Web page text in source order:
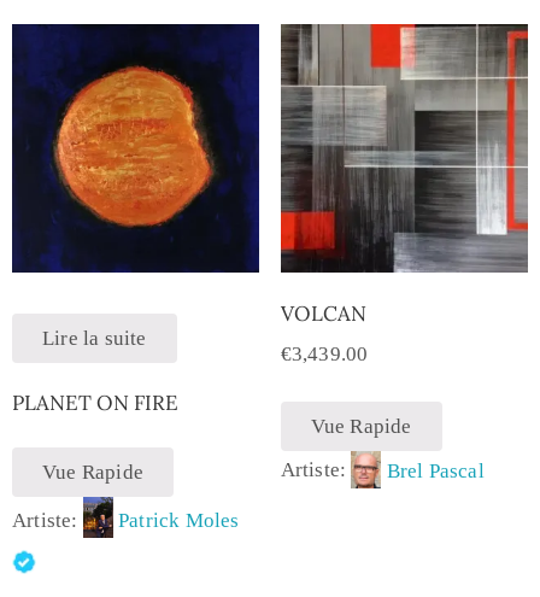
Lire la suite
PLANET ON FIRE
Vue Rapide
Artiste: Patrick Moles
VOLCAN
€3,439.00
Vue Rapide
Artiste:
Brel Pascal